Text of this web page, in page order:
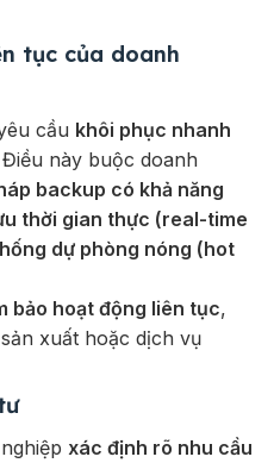
tục của doanh
cầu khôi phục nhanh
này buộc doanh
backup có khả năng
thời gian thực (real-time
dự phòng nóng (hot
bảo hoạt động liên tục,
xuất hoặc dịch vụ
xác định rõ nhu cầu